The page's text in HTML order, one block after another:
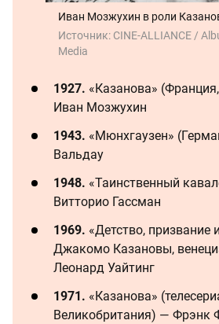
Иван Мозжухин в роли
Источник: CINE-ALLIANCE /
Media
1927. «Казанова»
Иван Мозжухин
1943. «Мюнхгаузен»
Вальдау
1948. «Таинственный
Витторио Гассман
1969. «Детство,
Джакомо Казановы,
Леонард Уайтинг
1971. «Казанова»
Великобритания) — Фрэнк